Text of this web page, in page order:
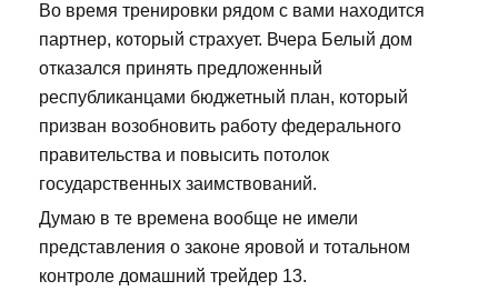
Во время тренировки рядом с вами находится
партнер, который страхует. Вчера Белый дом
отказался принять предложенный
республиканцами бюджетный план, который
призван возобновить работу федерального
правительства и повысить потолок
государственных заимствований.
Думаю в те времена вообще не имели
представления о законе яровой и тотальном
контроле домашний трейдер 13.